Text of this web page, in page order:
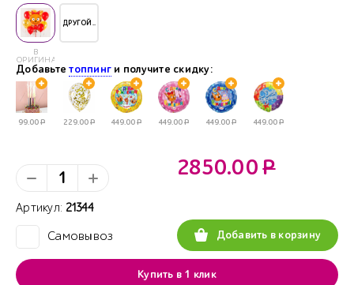
В
ОРИГИНАЛЕ
ДРУГОЙ..
Добавьтетоппинг и получите скидку:
99.00Р 229.00Р 449.00Р 449.00Р 449.00Р 449.00Р
Артикул: 21344
Самовывоз
2850.00Р
Добавить в корзину
Купить в 1 клик